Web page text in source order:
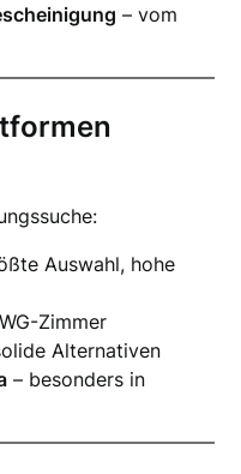
– vom
Auswahl, hohe
Zimmer
Alternativen
– besonders in